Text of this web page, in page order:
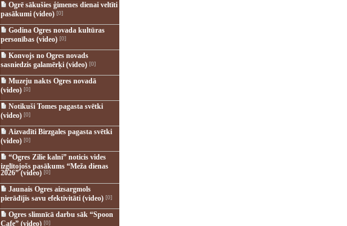
Ogrē sākušies ģimenes dienai veltīti
pasākumi (video)[0]
Godina Ogres novada kultūras
personības (video)[0]
Konvojs no Ogres novads
sasniedzis galamērķi (video)[0]
Muzeju nakts Ogres novadā
(video)[0]
Notikuši Tomes pagasta svētki
(video)[0]
Aizvadīti Birzgales pagasta svētki
(video)[0]
“Ogres Zilie kalni” noticis vides
izglītojošs pasākums “Meža dienas
2026” (video)[0]
Jaunais Ogres aizsargmols
pierādījis savu efektivitāti (video)[0]
Ogres slimnīcā darbu sāk “Spoon
Cafe” (video)[0]